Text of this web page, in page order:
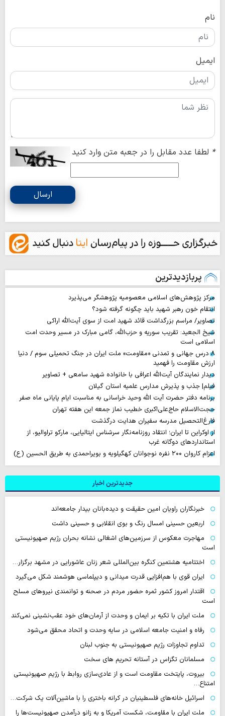
نام
ایمیل
* لطفا عدد مقابل را در جعبه متن وارد کنید
ارسال
پربازدیدترین
مرکز پژوهش‌های اسلامی معصومیه پژوهشگر می‌پذیرد
انتقام خون رهبر شهید باید چگونه گرفته شود؟
تصاویر/ مراسم بزرگداشت قائد شهید امت از سوی آیت‌الله اراکی
شیخ الجعید: تقریب سوریه و حزب‌الله، گامی مبارک در مسیر وحدت امت
اسلامی است
۸ درس جهانی و تمدنی «مقاومت» ملت ایران در جنگ تحمیلی سوم / دنیا
ارزش مقاومت را فهمید
دیدار نمایندگان آیت‌الله اعرافی با خانواده شهید سامعی + تصاویر
فیلم| جذب و پذیرش مدارس علمیه استان گیلان
برنامه دفتر حضرت آیت الله وحید خراسانی به مناسبت ایام پایانی ماه صفر
حجت‌الاسلام حاج‌علی‌اکبری خطیب نماز جمعه این هفته تهران
فارغ‌التحصیل مدرسه سفیران هدایت درگذشت
از اوکراین تا ایران؛ انتقاد روزنامه‌نگار سرشناس ایتالیایی، مارکو تراوالیو، از
استانداردهای دوگانه غرب
اعزام کاروان ۲۰۰ نفره نوجوانان کهگیلویه و بویراحمدی به طریق الحسین (ع)
جدیدترین اخبار
خبرنگاران راویان امین حقیقت و دیده‌بانان بیدار جامعه‌اند
اربعین حسینی امسال رنگ و بوی انقلابی و حسینی داشت
مهاجرت معکوس از سرزمین‌های اشغالی نشانه بحران رژیم صهیونیستی
است
اختتامیه هشتمین کنگره بین‌المللی شعر زنان عاشورایی در مشهد برگزار…
ایران قوی با هم‌افزایی قدرت میدانی و دیپلماسی هوشمند شکل می‌گیرد
اقتدار امروز کشور ثمره حضور مردم در صحنه و توانمندی نیروهای مسلح
است
ملت ایران با تکیه بر ایمان و وحدت از آرمان‌های خود عقب‌نشینی نمی‌کند
رفاه و امنیت جامعه اسلامی در سایه وحدت و اتحاد محقق می‌شود
تداوم تجاوزات رژیم صهیونیستی به جنوب لبنان
مسلمانان تگزاس در آستانه تحریم های سخت
بیروت، پایتخت مقاومت است و از عادی‌سازی روابط با رژیم صهیونیستی
امتناع…
اسرائیل خانه‌های فلسطینیان در کرانه باختری را با ماشین‌آلات یک شرکت…
ملت ایران با مقاومت، شکست آمریکا و به زانو درآمدن صهیونیست‌ها را